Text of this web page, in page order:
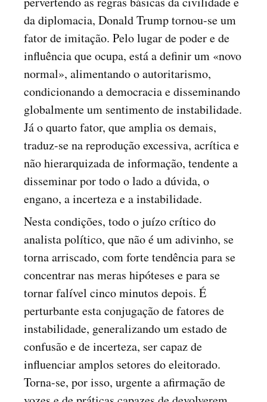
da diplomacia, Donald Trump tornou-se um
fator de imitação. Pelo lugar de poder e de
influência que ocupa, está a definir um «novo
normal», alimentando o autoritarismo,
condicionando a democracia e disseminando
globalmente um sentimento de instabilidade.
Já o quarto fator, que amplia os demais,
traduz-se na reprodução excessiva, acrítica e
não hierarquizada de informação, tendente a
disseminar por todo o lado a dúvida, o
engano, a incerteza e a instabilidade.
Nesta condições, todo o juízo crítico do
analista político, que não é um adivinho, se
torna arriscado, com forte tendência para se
concentrar nas meras hipóteses e para se
tornar falível cinco minutos depois. É
perturbante esta conjugação de fatores de
instabilidade, generalizando um estado de
confusão e de incerteza, ser capaz de
influenciar amplos setores do eleitorado.
Torna-se, por isso, urgente a afirmação de